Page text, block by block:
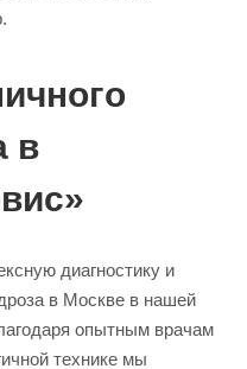
в
диагностику и
в Москве в нашей
опытным врачам
технике мы